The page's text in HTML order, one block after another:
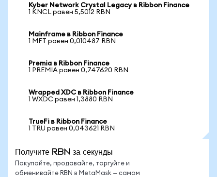
Kyber Network Crystal Legacy в Ribbon Finance
1 KNCL равен 5,5012 RBN
Mainframe в Ribbon Finance
1 MFT равен 0,010487 RBN
Premia в Ribbon Finance
1 PREMIA равен 0,747620 RBN
Wrapped XDC в Ribbon Finance
1 WXDC равен 1,3880 RBN
TrueFi в Ribbon Finance
1 TRU равен 0,043621 RBN
Получите RBN за секунды
Покупайте, продавайте, торгуйте и
обменивайте RBN в MetaMask — самом